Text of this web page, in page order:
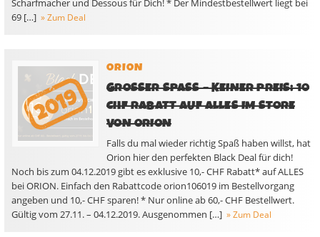
Scharfmacher und Dessous für Dich! * Der Mindestbestellwert liegt bei
69 […] » Zum Deal
ORION
GROSSER SPASS – KEINER PREIS: 10 CH
F RABATT AUF ALLES IM STORE VO
N ORION
Falls du mal wieder richtig Spaß haben willst, hat
Orion hier den perfekten Black Deal für dich!
Noch bis zum 04.12.2019 gibt es exklusive 10,- CHF Rabatt* auf ALLES
bei ORION. Einfach den Rabattcode orion106019 im Bestellvorgang
angeben und 10,- CHF sparen! * Nur online ab 60,- CHF Bestellwert.
Gültig vom 27.11. – 04.12.2019. Ausgenommen […] » Zum Deal